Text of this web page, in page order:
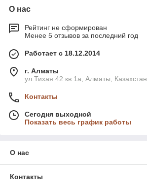
О нас
Рейтинг не сформирован
Менее 5 отзывов за последний год
Работает с 18.12.2014
г. Алматы
ул.Тихая 42 кв 1a, Алматы, Казахстан
Контакты
Сегодня выходной
Показать весь график работы
О нас
Контакты